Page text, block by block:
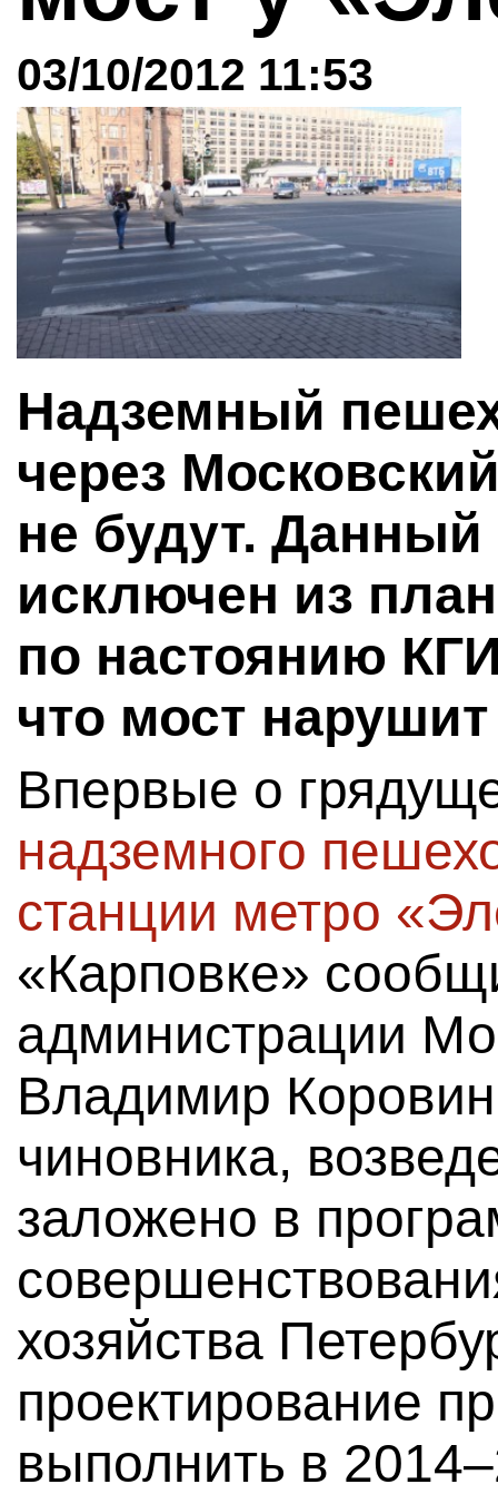
03/10/2012 11:53
Надземный
через
не будут.
исключен из
по настоянию
что мост нарушит
Впервые о
надземного
станции метро
«Карповке»
администрации
Владимир
чиновника,
заложено в
хозяйства
проектирование
выполнить в